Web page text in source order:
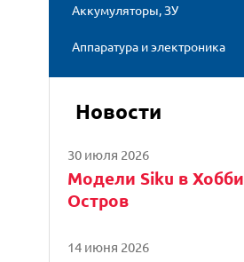
Аккумуляторы, ЗУ
Аппаратура и электроника
Новости
30 июля 2026
Модели Siku в Хобби
Остров
14 июня 2026